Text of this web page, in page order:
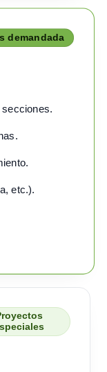
demandada
etc.).